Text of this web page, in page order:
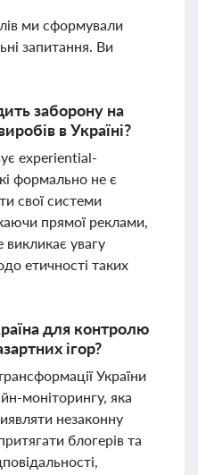
ми сформували
запитання. Ви
заборону на
в Україні?
experiential-
формально не є
свої системи
прямої реклами,
увагу
етичності таких
для контролю
ігор?
України
моніторингу, яка
незаконну
блогерів та